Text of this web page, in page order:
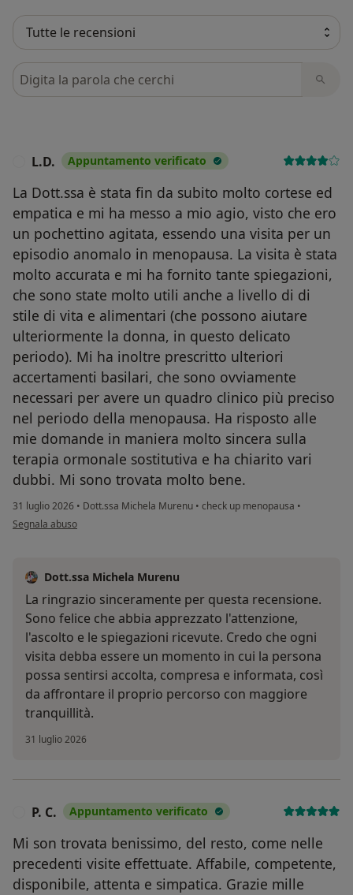
Cerca nelle recensioni
L.D. Appuntamento verificato
La Dott.ssa è stata fin da subito molto cortese ed
empatica e mi ha messo a mio agio, visto che ero
un pochettino agitata, essendo una visita per un
episodio anomalo in menopausa. La visita è stata
molto accurata e mi ha fornito tante spiegazioni,
che sono state molto utili anche a livello di di
stile di vita e alimentari (che possono aiutare
ulteriormente la donna, in questo delicato
periodo). Mi ha inoltre prescritto ulteriori
accertamenti basilari, che sono ovviamente
necessari per avere un quadro clinico più preciso
nel periodo della menopausa. Ha risposto alle
mie domande in maniera molto sincera sulla
terapia ormonale sostitutiva e ha chiarito vari
dubbi. Mi sono trovata molto bene.
31 luglio 2026 • Dott.ssa Michela Murenu • check up menopausa •
secondo l'opinione dell'utente L.D.
Segnala abuso
Dott.ssa Michela Murenu
La ringrazio sinceramente per questa recensione.
Sono felice che abbia apprezzato l'attenzione,
l'ascolto e le spiegazioni ricevute. Credo che ogni
visita debba essere un momento in cui la persona
possa sentirsi accolta, compresa e informata, così
da affrontare il proprio percorso con maggiore
tranquillità.
31 luglio 2026
P. C. Appuntamento verificato
Mi son trovata benissimo, del resto, come nelle
precedenti visite effettuate. Affabile, competente,
disponibile, attenta e simpatica. Grazie mille